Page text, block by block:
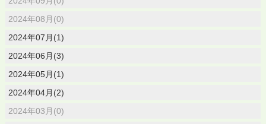
2024年08月(0)
2024年07月(1)
2024年06月(3)
2024年05月(1)
2024年04月(2)
2024年03月(0)